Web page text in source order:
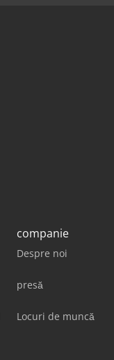
companie
Despre noi
presă
Locuri de muncă